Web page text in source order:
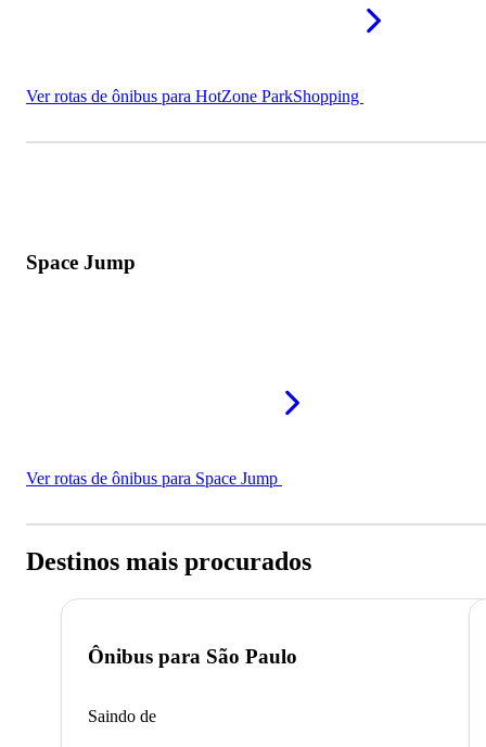
Ver rotas de ônibus para HotZone ParkShopping
Space Jump
Ver rotas de ônibus para Space Jump
Destinos mais procurados
Ônibus para São Paulo
Saindo de